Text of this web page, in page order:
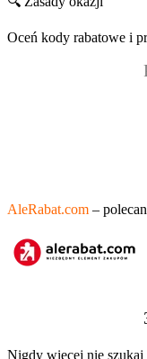
Oceń kody rabatowe i
AleRabat.com –
Nigdy więcej nie szukaj